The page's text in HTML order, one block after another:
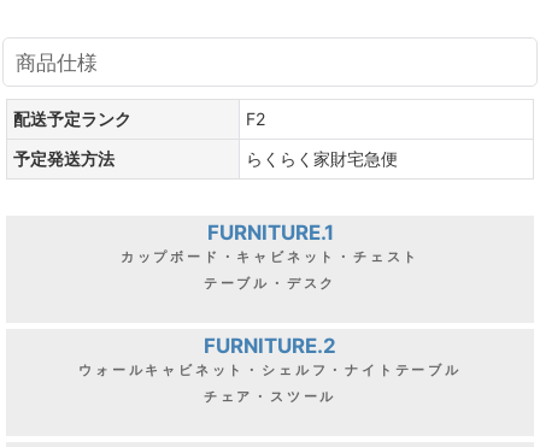
商品仕様
配送予定ランク
F2
予定発送方法
らくらく家財宅急便
FURNITURE.1
カップボード・キャビネット・チェスト
テーブル・デスク
FURNITURE.2
ウォールキャビネット・シェルフ・ナイトテーブル
チェア・スツール